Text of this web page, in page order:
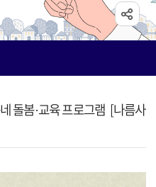
돌봄·교육 프로그램 [나름사